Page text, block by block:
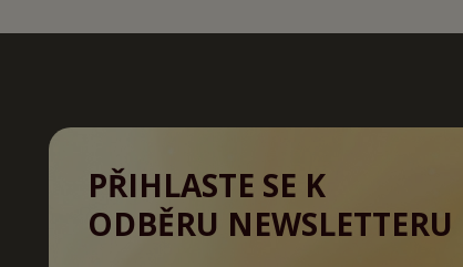
PŘIHLASTE SE K
ODBĚRU NEWSLETTERU